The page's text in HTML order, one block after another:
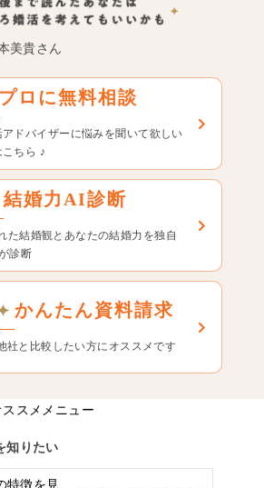
プロに無料相談
アドバイザーに悩みを聞いて欲しい
こちら ♪
結婚力AI診断
た結婚観とあなたの結婚力を独自
診断
かんたん資料請求
社と比較したい方にオススメです
知りたい